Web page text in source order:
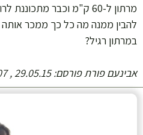
להבין ממנה מה כל כך ממכר
במרתון רגיל?
אבינעם פורתפורסם: 29.05.15 , 09:07